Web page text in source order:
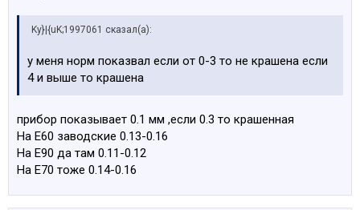
Ky}|{uK;1997061 сказал(а):
у меня норм показвал если от 0-3 то не крашена если
4 и выше то крашена
прибор показывает 0.1 мм ,если 0.3 то крашенная
На Е60 заводские 0.13-0.16
На Е90 да там 0.11-0.12
На Е70 тоже 0.14-0.16